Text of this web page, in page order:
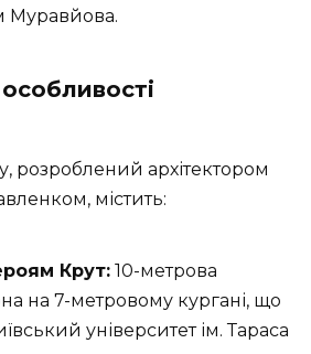
Муравйова.
розроблений архітектором
містить:
Крут: 10-метрова
на 7-метровому кургані, що
університет ім. Тараса